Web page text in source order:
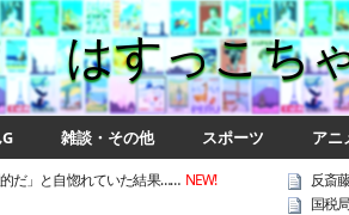
はすっこち
雑談・その他 スポーツ アニ
だ」と自惚れていた結果…… NEW! 反斎
国税